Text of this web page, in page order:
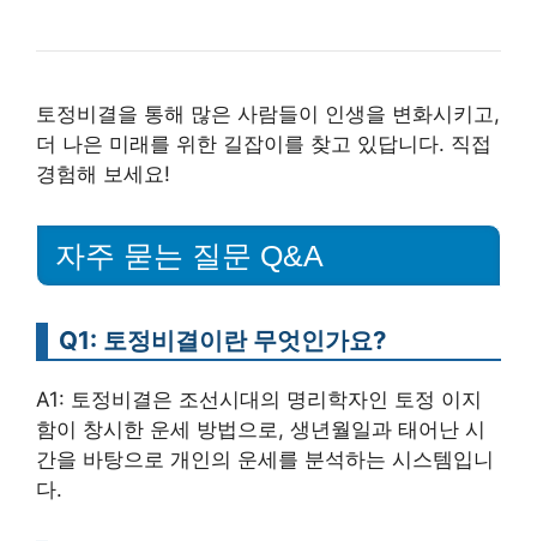
토정비결을 통해 많은 사람들이 인생을 변화시키고,
더 나은 미래를 위한 길잡이를 찾고 있답니다. 직접
경험해 보세요!
자주 묻는 질문 Q&A
Q1: 토정비결이란 무엇인가요?
A1: 토정비결은 조선시대의 명리학자인 토정 이지
함이 창시한 운세 방법으로, 생년월일과 태어난 시
간을 바탕으로 개인의 운세를 분석하는 시스템입니
다.